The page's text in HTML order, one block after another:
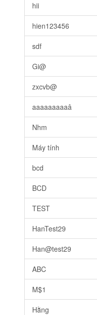
hii
hien123456
sdf
Gi@
zxcvb@
aaaaaaaaaâ
Nhm
Máy tính
bcd
BCD
TEST
HanTest29
Han@test29
ABC
M$1
Hằng